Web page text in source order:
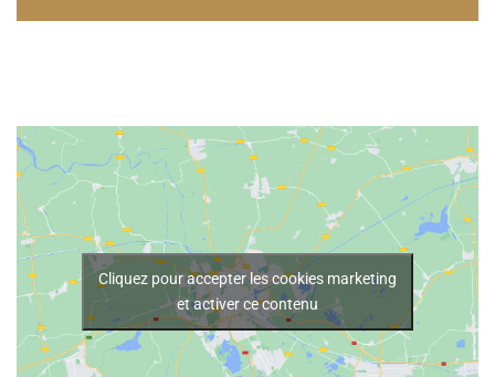
Cliquez pour accepter les cookies marketing
et activer ce contenu